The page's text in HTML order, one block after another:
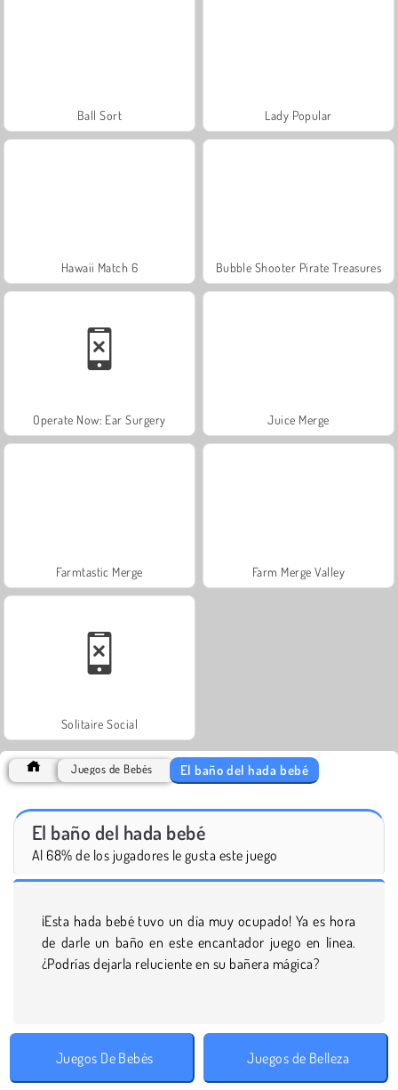
Ball Sort Lady Popular
Hawaii Match 6 Bubble Shooter Pirate Treasures
Operate Now: Ear Surgery Juice Merge
Farmtastic Merge Farm Merge Valley
Solitaire Social
Juegos de Bebés El baño del hada bebé
El baño del hada bebé
Al 68% de los jugadores le gusta este juego
¡Esta hada bebé tuvo un día muy ocupado! Ya es hora
de darle un baño en este encantador juego en línea.
¿Podrías dejarla reluciente en su bañera mágica?
Juegos De Bebés Juegos de Belleza